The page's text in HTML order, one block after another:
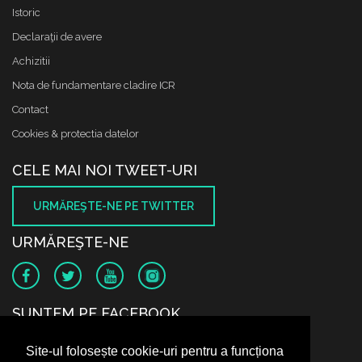
Site-ul folosește cookie-uri pentru a funcționa
Istoric
Declaraţii de avere
Achizitii
Nota de fundamentare cladire ICR
Contact
Cookies & protectia datelor
CELE MAI NOI TWEET-URI
URMĂREŞTE-NE PE TWITTER
URMĂREŞTE-NE
SUNTEM PE FACEBOOK